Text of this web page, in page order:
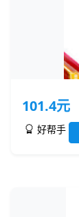
101.4元
好帮手